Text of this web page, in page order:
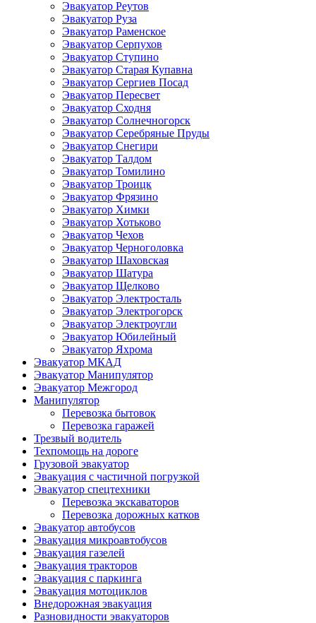
Эвакуатор Реутов
Эвакуатор Руза
Эвакуатор Раменское
Эвакуатор Серпухов
Эвакуатор Ступино
Эвакуатор Старая Купавна
Эвакуатор Сергиев Посад
Эвакуатор Пересвет
Эвакуатор Сходня
Эвакуатор Солнечногорск
Эвакуатор Серебряные Пруды
Эвакуатор Снегири
Эвакуатор Талдом
Эвакуатор Томилино
Эвакуатор Троицк
Эвакуатор Фрязино
Эвакуатор Химки
Эвакуатор Хотьково
Эвакуатор Чехов
Эвакуатор Черноголовка
Эвакуатор Шаховская
Эвакуатор Шатура
Эвакуатор Щелково
Эвакуатор Электросталь
Эвакуатор Электрогорск
Эвакуатор Электроугли
Эвакуатор Юбилейный
Эвакуатор Яхрома
Эвакуатор МКАД
Эвакуатор Манипулятор
Эвакуатор Межгород
Манипулятор
Перевозка бытовок
Перевозка гаражей
Трезвый водитель
Техпомощь на дороге
Грузовой эвакуатор
Эвакуация с частичной погрузкой
Эвакуатор спецтехники
Перевозка экскаваторов
Перевозка дорожных катков
Эвакуатор автобусов
Эвакуация микроавтобусов
Эвакуация газелей
Эвакуация тракторов
Эвакуация с паркинга
Эвакуация мотоциклов
Внедорожная эвакуация
Разновидности эвакуаторов